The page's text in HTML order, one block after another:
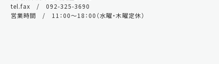
tel.fax / 092-325-3690
営業時間 / 11：00～18：00（水曜・木曜定休）